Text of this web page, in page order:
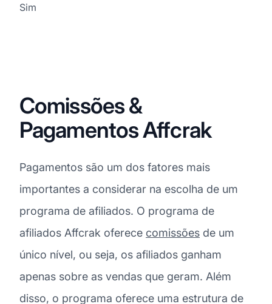
Sim
Comissões &
Pagamentos Affcrak
Pagamentos são um dos fatores mais
importantes a considerar na escolha de um
programa de afiliados. O programa de
afiliados Affcrak oferece comissões de um
único nível, ou seja, os afiliados ganham
apenas sobre as vendas que geram. Além
disso, o programa oferece uma estrutura de